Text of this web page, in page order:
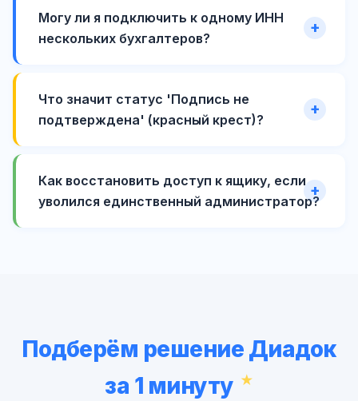
Могу ли я подключить к одному ИНН
нескольких бухгалтеров?
Что значит статус 'Подпись не
подтверждена' (красный крест)?
Как восстановить доступ к ящику, если
уволился единственный администратор?
Подберём решение Диадок
за 1 минуту